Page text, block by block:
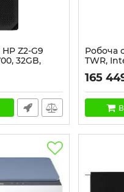
Z2-G9
32GB,
Ada, WiFi,
Робоча
TWR,
Win11P
Артикул:
165